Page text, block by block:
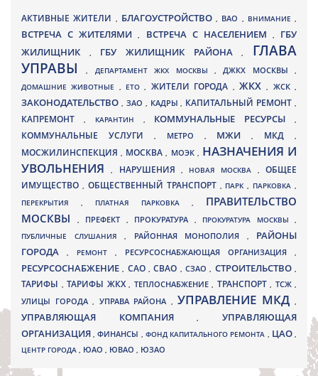
АКТИВНЫЕ ЖИТЕЛИ , БЛАГОУСТРОЙСТВО , ВАО , ВНИМАНИЕ ,
ВСТРЕЧА С ЖИТЕЛЯМИ, ВСТРЕЧА С НАСЕЛЕНИЕМ , ГБУ
ЖИЛИЩНИК
, ГБУ ЖИЛИЩНИК РАЙОНА, ГЛАВА
УПРАВЫ, ДЕПАРТАМЕНТ ЖКХ МОСКВЫ ,ДЖКХ МОСКВЫ ,
ДОМАШНИЕ ЖИВОТНЫЕ , ЕТО, ЖИТЕЛИ ГОРОДА , ЖКХ, ЖСК,
ЗАКОНОДАТЕЛЬСТВО , ЗАО , КАДРЫ, КАПИТАЛЬНЫЙ РЕМОНТ ,
КАПРЕМОНТ , КАРАНТИН , КОММУНАЛЬНЫЕ РЕСУРСЫ,
КОММУНАЛЬНЫЕ УСЛУГИ , МЕТРО , МЖИ, МКД ,
МОСЖИЛИНСПЕКЦИЯ, МОСКВА , МОЭК , НАЗНАЧЕНИЯ И
УВОЛЬНЕНИЯ, НАРУШЕНИЯ , НОВАЯ МОСКВА ,ОБЩЕЕ
ИМУЩЕСТВО , ОБЩЕСТВЕННЫЙ ТРАНСПОРТ , ПАРК, ПАРКОВКА ,
ПЕРЕКРЫТИЯ , ПЛАТНАЯ ПАРКОВКА , ПРАВИТЕЛЬСТВО
МОСКВЫ
, ПРЕФЕКТ , ПРОКУРАТУРА , ПРОКУРАТУРА МОСКВЫ ,
ПУБЛИЧНЫЕ СЛУШАНИЯ , РАЙОННАЯ МОНОПОЛИЯ , РАЙОНЫ
ГОРОДА
, РЕМОНТ , РЕСУРСОСНАБЖАЮЩАЯ ОРГАНИЗАЦИЯ ,
РЕСУРСОСНАБЖЕНИЕ, САО,СВАО ,СЗАО, СТРОИТЕЛЬСТВО,
ТАРИФЫ , ТАРИФЫ ЖКХ , ТЕПЛОСНАБЖЕНИЕ , ТРАНСПОРТ , ТСЖ ,
УЛИЦЫ ГОРОДА , УПРАВА РАЙОНА , УПРАВЛЕНИЕ МКД ,
УПРАВЛЯЮЩАЯ КОМПАНИЯ,УПРАВЛЯЮЩАЯ
ОРГАНИЗАЦИЯ,ФИНАНСЫ , ФОНД КАПИТАЛЬНОГО РЕМОНТА , ЦАО,
ЦЕНТР ГОРОДА , ЮАО , ЮВАО , ЮЗАО